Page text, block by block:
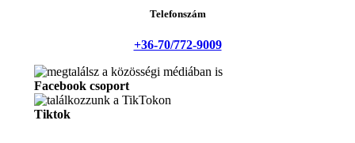
Telefonszám
+36-70/772-9009
Facebook csoport
Tiktok